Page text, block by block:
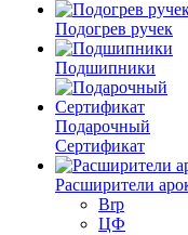
Подогрев ручек
Подшипники
Подарочный
Сертификат
Расширители
Brp
ЦФ